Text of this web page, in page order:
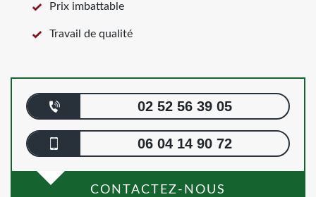
Prix imbattable
Travail de qualité
02 52 56 39 05
06 04 14 90 72
CONTACTEZ-NOUS